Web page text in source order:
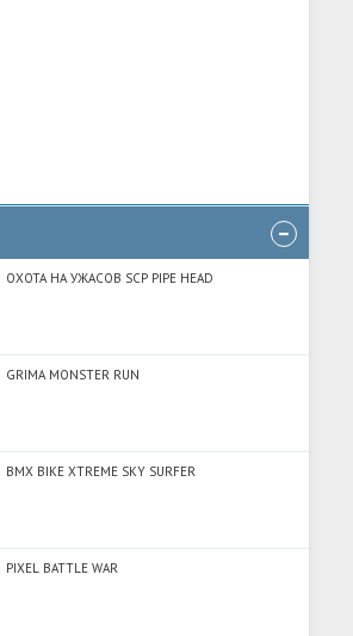
ОХОТА НА УЖАСОВ SCP PIPE HEAD
GRIMA MONSTER RUN
BMX BIKE XTREME SKY SURFER
PIXEL BATTLE WAR